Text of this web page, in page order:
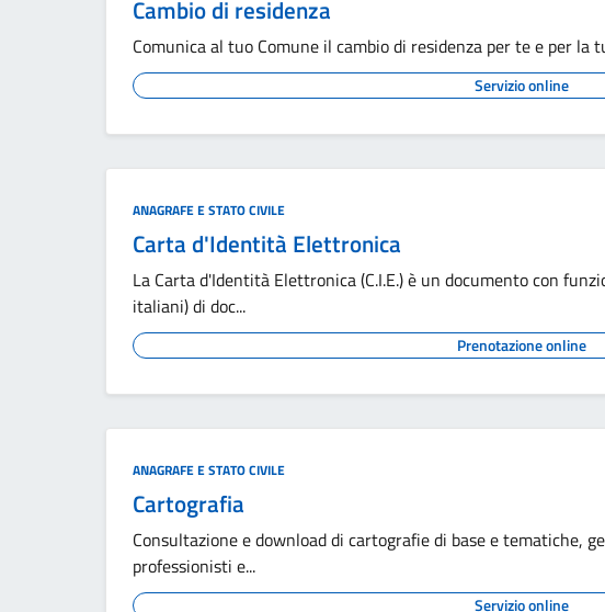
Cambio di residenza
Comunica al tuo Comune il cambio di residenza per te e per la
Servizio online
ANAGRAFE E STATO CIVILE
Carta d'Identità Elettronica
La Carta d'Identità Elettronica (C.I.E.) è un documento con
italiani) di doc...
Prenotazione online
ANAGRAFE E STATO CIVILE
Cartografia
Consultazione e download di cartografie di base e tematiche,
professionisti e...
Servizio online